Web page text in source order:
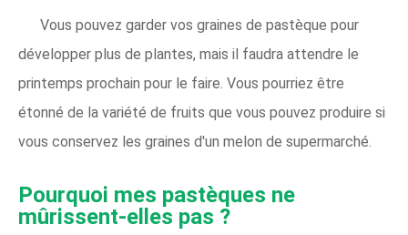
Vous pouvez garder vos graines de pastèque pour
développer plus de plantes, mais il faudra attendre le
printemps prochain pour le faire. Vous pourriez être
étonné de la variété de fruits que vous pouvez produire si
vous conservez les graines d'un melon de supermarché.
Pourquoi mes pastèques ne
mûrissent-elles pas ?